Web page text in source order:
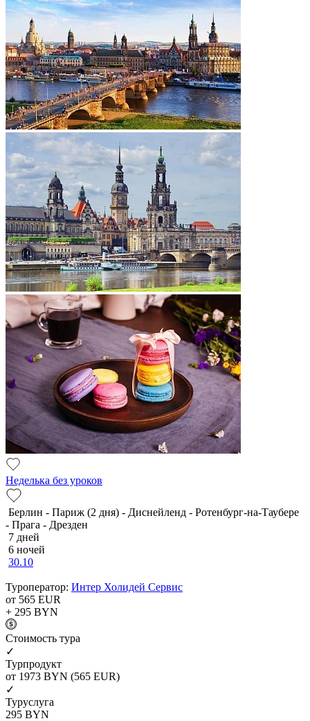
Неделька без уроков
Берлин - Париж (2 дня) - Диснейленд - Ротенбург-на-Таубере
- Прага - Дрезден
7 дней
6 ночей
30.10
Туроператор: Интер Холидей Сервис
от 565 EUR
+ 295 BYN
Cтоимость тура
✓
Турпродукт
от 1973 BYN (565 EUR)
✓
Туруслуга
295 BYN